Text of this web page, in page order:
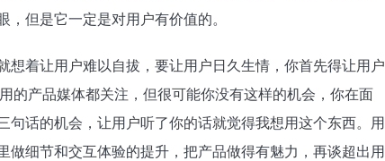
但是它一定是对用户有价值的。
想着让用户难以自拔，要让用户日久生情，你首先得让用户
的产品媒体都关注，但很可能你没有这样的机会，你在面
句话的机会，让用户听了你的话就觉得我想用这个东西。用
做细节和交互体验的提升，把产品做得有魅力，再谈超出用